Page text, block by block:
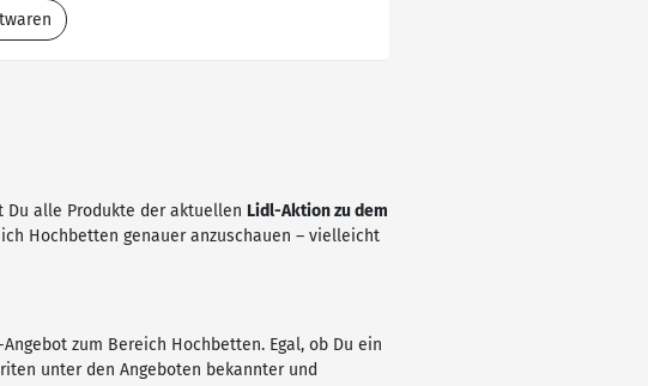
alle Produkte der aktuellen Lidl-Aktion zu dem
Hochbetten genauer anzuschauen – vielleicht
zum Bereich Hochbetten. Egal, ob Du ein
unter den Angeboten bekannter und